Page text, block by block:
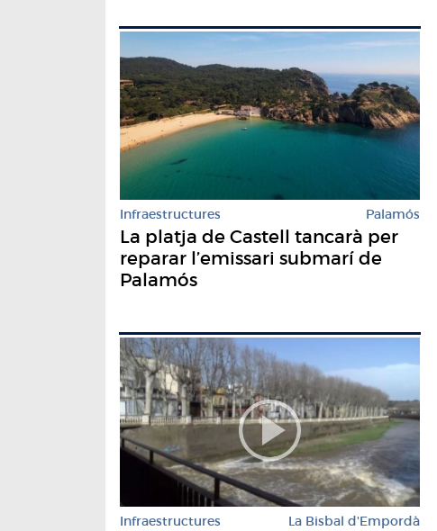
Infraestructures Palamós
La platja de Castell tancarà per
reparar l’emissari submarí de
Palamós
Infraestructures La Bisbal d'Empordà